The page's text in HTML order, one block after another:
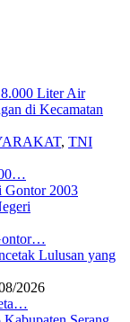
, TNI
2026